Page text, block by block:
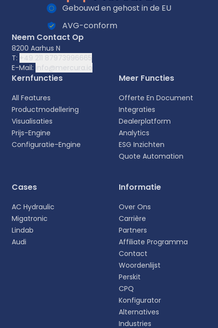
Selecteer uw taal
persoonlijke ervaring.
Gebouwd en gehost in de EU
AVG-conform
Neem Contact Op
8200 Aarhus N
T: +49 211 87973996665
E-Mail: info@mercura.io
Kernfuncties
All Features
Productmodellering
Visualisaties
Prijs-Engine
Configuratie-Engine
Meer Functies
Offerte En Document
Integraties
Dealerplatform
Analytics
ESG Inzichten
Quote Automation
Cases
AC Hydraulic
Migatronic
Lindab
Audi
Informatie
Over Ons
Carrière
Partners
Affiliate Programma
Contact
Woordenlijst
Perskit
CPQ
Konfigurator
Alternatives
Industries